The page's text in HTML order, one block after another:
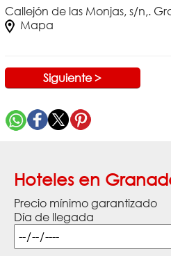
Callejón de las Monjas, s/n,.
Mapa
Siguiente >
Hoteles en
Precio mínimo garantizado
Día de llegada